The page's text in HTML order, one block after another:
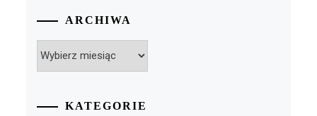
ARCHIWA
KATEGORIE